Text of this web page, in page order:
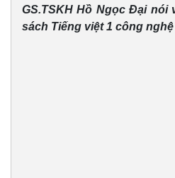
GS.TSKH Hồ Ngọc Đại nói
sách Tiếng việt 1 công